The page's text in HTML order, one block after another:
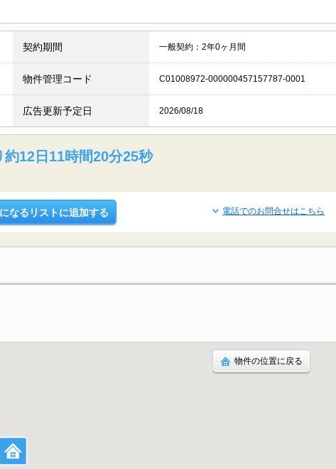
契約期間 一般契約：2年0ヶ月間
物件管理コード C01008972-000000457157787-0001
広告更新予定日 2026/08/18
約12日11時間20分24秒
なるリストに追加する 電話でのお問合せはこちら
物件の位置に戻る